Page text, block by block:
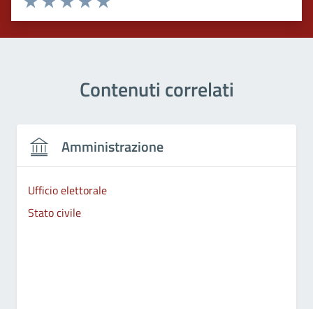
Valuta 5 stelle su 5
Valuta 4 stelle su 5
Valuta 3 stelle su 5
Valuta 2 stelle su 5
Valuta 1 stelle su 5
Contenuti correlati
Amministrazione
Ufficio elettorale
Stato civile